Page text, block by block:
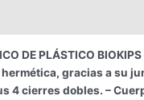
DE PLÁSTICO
gracias a su
4 cierres dobles. –